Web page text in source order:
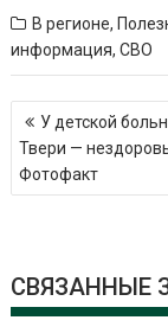
В регионе,
информация,СВО
Навигация
по
записям
У детской
Твери —
Фотофакт
СВЯЗАННЫЕ